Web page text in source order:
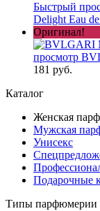
Быстрый
Delight Eau
Оригинал!
просмотр
181 руб.
Каталог
Женская
Мужская
Унисекс
Подарочные
Типы парфюмерии